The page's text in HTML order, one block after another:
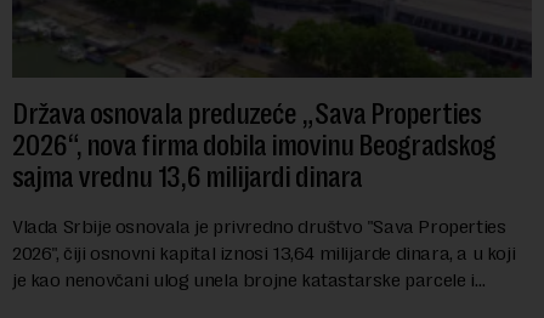
Država osnovala preduzeće „Sava Properties
2026“, nova firma dobila imovinu Beogradskog
sajma vrednu 13,6 milijardi dinara
Vlada Srbije osnovala je privredno društvo "Sava Properties
2026", čiji osnovni kapital iznosi 13,64 milijarde dinara, a u koji
je kao nenovčani ulog unela brojne katastarske parcele i